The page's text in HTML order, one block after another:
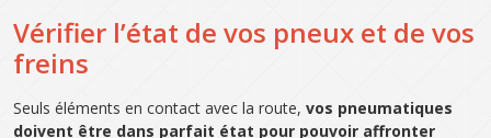
Vérifier l’état de vos pneux et de vos
freins
Seuls éléments en contact avec la route, vos pneumatiques
doivent être dans parfait état pour pouvoir affronter